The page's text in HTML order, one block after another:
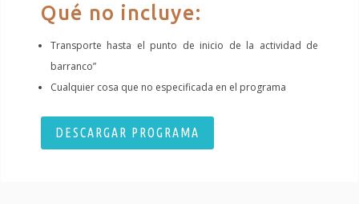
Qué no incluye:
Transporte hasta el punto de inicio de la actividad de
barranco”
Cualquier cosa que no especificada en el programa
DESCARGAR PROGRAMA